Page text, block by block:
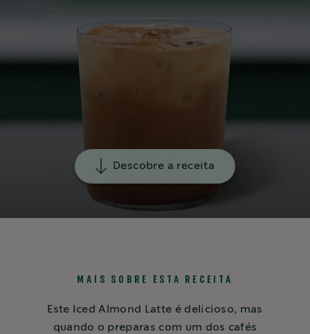
Descobre a receita
MAIS SOBRE ESTA RECEITA
Este Iced Almond Latte é delicioso, mas
quando o preparas com um dos cafés